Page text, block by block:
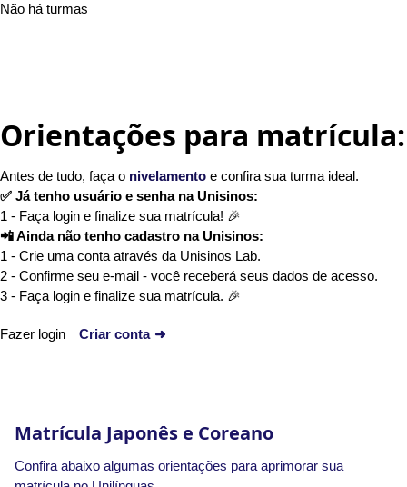
Não há turmas
Orientações para matrícula:
Antes de tudo, faça o nivelamento e confira sua turma ideal.
✅ Já tenho usuário e senha na Unisinos:
1 - Faça login e finalize sua matrícula! 🎉
📲 Ainda não tenho cadastro na Unisinos:
1 - Crie uma conta através da Unisinos Lab.
2 - Confirme seu e-mail - você receberá seus dados de acesso.
3 - Faça login e finalize sua matrícula. 🎉
Fazer login Criar conta ➜
Matrícula Japonês e Coreano
Confira abaixo algumas orientações para aprimorar sua